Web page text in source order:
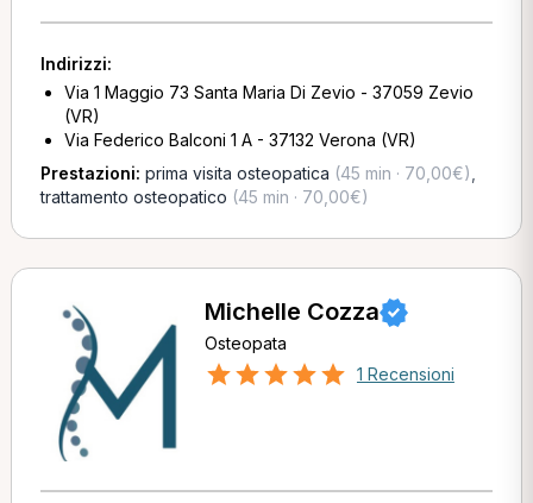
Indirizzi:
Via 1 Maggio 73 Santa Maria Di Zevio - 37059 Zevio
(VR)
Via Federico Balconi 1 A - 37132 Verona (VR)
Prestazioni: prima visita osteopatica (45 min · 70,00€)
trattamento osteopatico (45 min · 70,00€)
Michelle Cozza
Osteopata
1 Recensioni